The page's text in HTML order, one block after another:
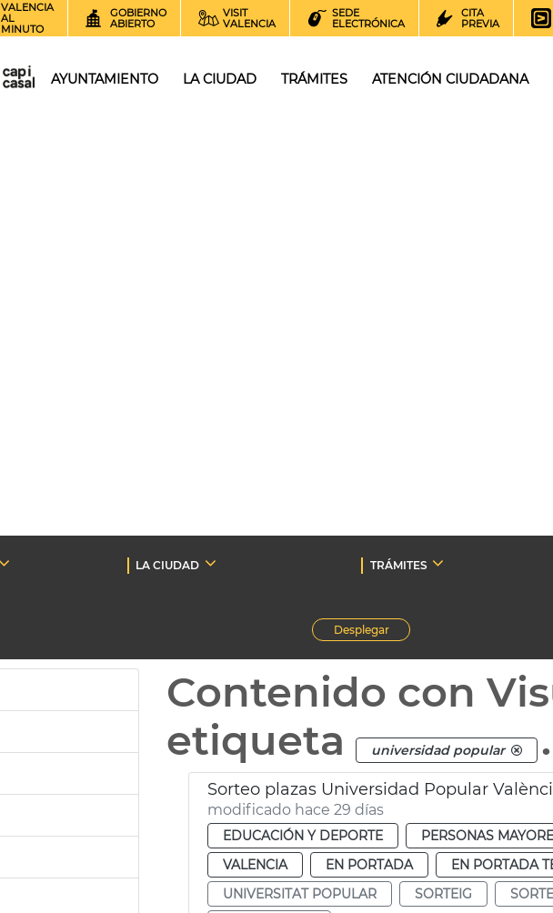
VALENCIA
AL
MINUTO
GOBIERNO
ABIERTO
VISIT
VALENCIA
SEDE
ELECTRÓNICA
CITA
PREVIA
AYUNTAMIENTO LA CIUDAD TRÁMITES ATENCIÓN CIUDADANA
LA CIUDAD TRÁMITES
Desplegar
Contenido con
etiqueta
universidad popular .
Sorteo plazas Universidad Popular
modificado hace 29 días
EDUCACIÓN Y DEPORTE PERSONAS
VALENCIA
EN PORTADA EN PORTADA
UNIVERSITAT POPULAR
SORTEIG